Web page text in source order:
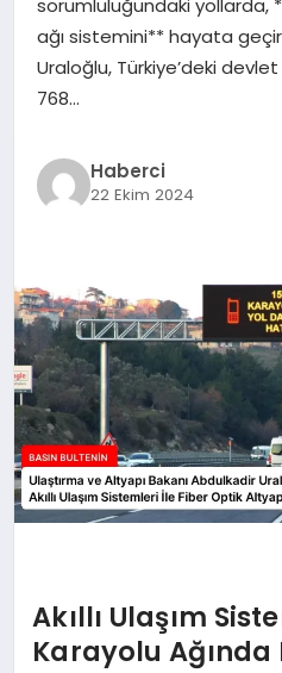
sorumluluğundaki yollarda,
ağı sistemini** hayata
Uraloğlu, Türkiye’deki
768…
Haberci
22 Ekim 2024
Akıllı Ulaşım
Karayolu Ağında